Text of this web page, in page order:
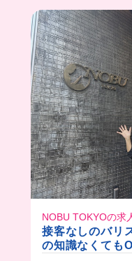
NOBU TOKYOの求
接客なしのバリ
の知識なくても